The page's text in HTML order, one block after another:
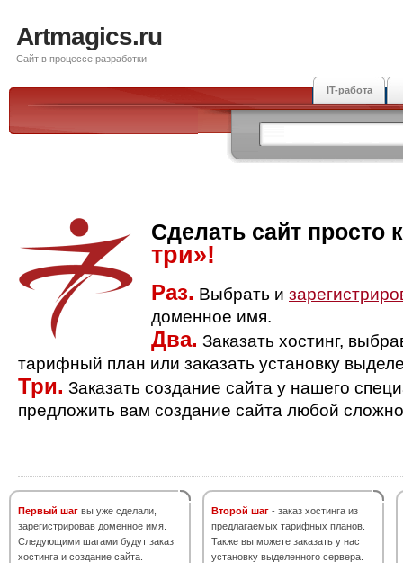
Artmagics.ru
Сайт в процессе разработки
IT-работа
Сделать сайт просто
три»!
Раз. Выбрать и
доменное имя.
Два. Заказать хостинг,
тарифный план или заказать установку
Три. Заказать создание сайта у нашего
предложить вам создание сайта любой
Первый шаг вы уже сделали,
зарегистрировав доменное имя.
Следующими шагами будут заказ
хостинга и создание сайта.
Второй шаг - заказ хостинга из
предлагаемых тарифных планов.
Также вы можете заказать у нас
установку выделенного сервера.